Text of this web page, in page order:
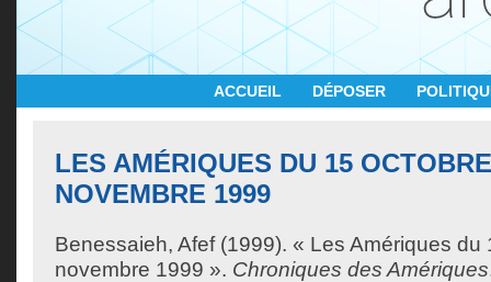
ACCUEIL DÉPOSER
LES AMÉRIQUES DU 15
NOVEMBRE 1999
Benessaieh, Afef(1999). « Les Amériques du
novembre 1999 ». Chroniques des Amériques